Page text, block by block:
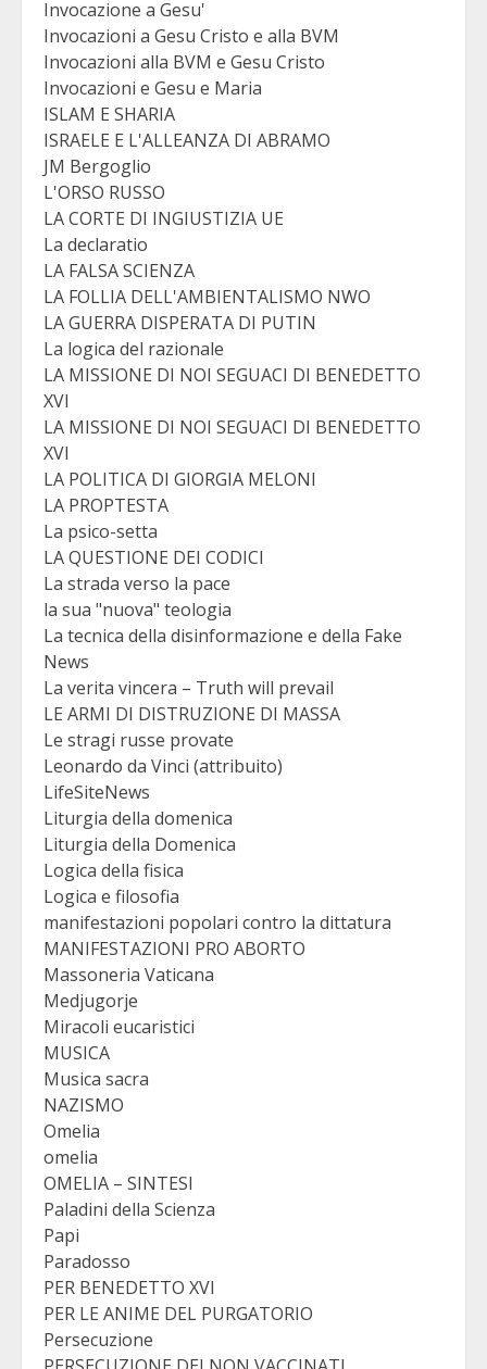
Invocazione a Gesu'
Invocazioni a Gesu Cristo e alla BVM
Invocazioni alla BVM e Gesu Cristo
Invocazioni e Gesu e Maria
ISLAM E SHARIA
ISRAELE E L'ALLEANZA DI ABRAMO
JM Bergoglio
L'ORSO RUSSO
LA CORTE DI INGIUSTIZIA UE
La declaratio
LA FALSA SCIENZA
LA FOLLIA DELL'AMBIENTALISMO NWO
LA GUERRA DISPERATA DI PUTIN
La logica del razionale
LA MISSIONE DI NOI SEGUACI DI BENEDETTO
XVI
LA MISSIONE DI NOI SEGUACI DI BENEDETTO
XVI
LA POLITICA DI GIORGIA MELONI
LA PROPTESTA
La psico-setta
LA QUESTIONE DEI CODICI
La strada verso la pace
la sua "nuova" teologia
La tecnica della disinformazione e della Fake
News
La verita vincera – Truth will prevail
LE ARMI DI DISTRUZIONE DI MASSA
Le stragi russe provate
Leonardo da Vinci (attribuito)
LifeSiteNews
Liturgia della domenica
Liturgia della Domenica
Logica della fisica
Logica e filosofia
manifestazioni popolari contro la dittatura
MANIFESTAZIONI PRO ABORTO
Massoneria Vaticana
Medjugorje
Miracoli eucaristici
MUSICA
Musica sacra
NAZISMO
Omelia
omelia
OMELIA – SINTESI
Paladini della Scienza
Papi
Paradosso
PER BENEDETTO XVI
PER LE ANIME DEL PURGATORIO
Persecuzione